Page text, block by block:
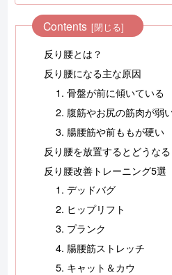
Contents
反り腰とは？
反り腰になる主な原因
1. 骨盤が前に傾いている
2. 腹筋やお尻の筋肉が弱
3. 腸腰筋や前ももが硬い
反り腰を放置するとどうなる
反り腰改善トレーニング5選
1. デッドバグ
2. ヒップリフト
3. プランク
4. 腸腰筋ストレッチ
5. キャット＆カウ